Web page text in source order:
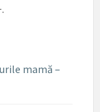
mamă –